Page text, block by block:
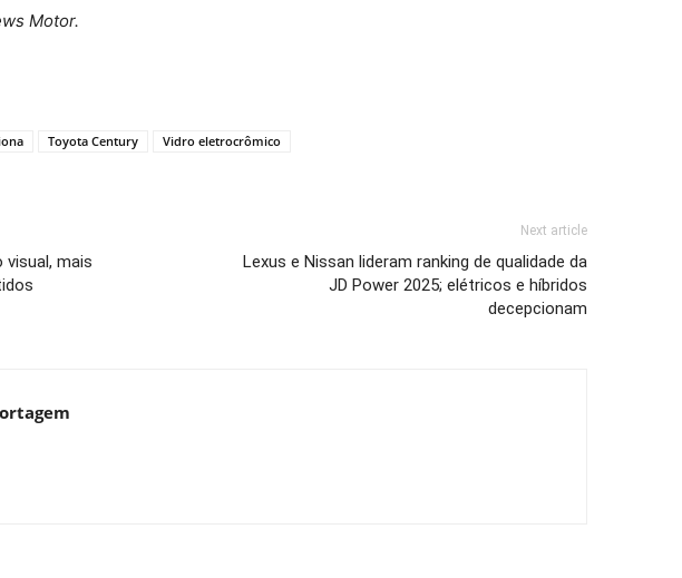
Motor.
Toyota Century Vidro eletrocrômico
visual, mais
Next article
Lexus e Nissan lideram ranking de qualidade da
JD Power 2025; elétricos e híbridos
decepcionam